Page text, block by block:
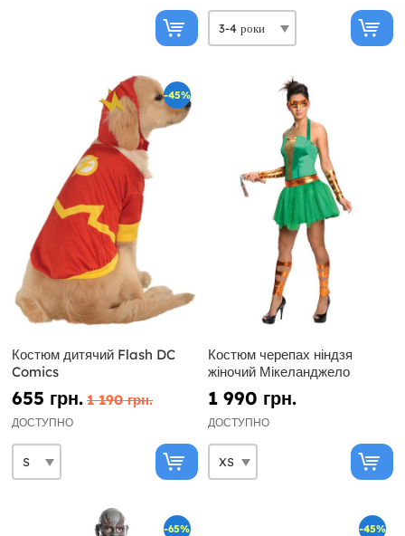
-45%
Костюм дитячий Flash DC
Comics
655 грн. 1 190 грн.
ДОСТУПНО
Костюм черепах ніндзя
жіночий Мікеланджело
1 990 грн.
ДОСТУПНО
-65% -45%